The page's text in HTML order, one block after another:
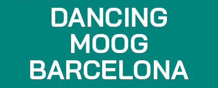
DANCING
MOOG
BARCELONA